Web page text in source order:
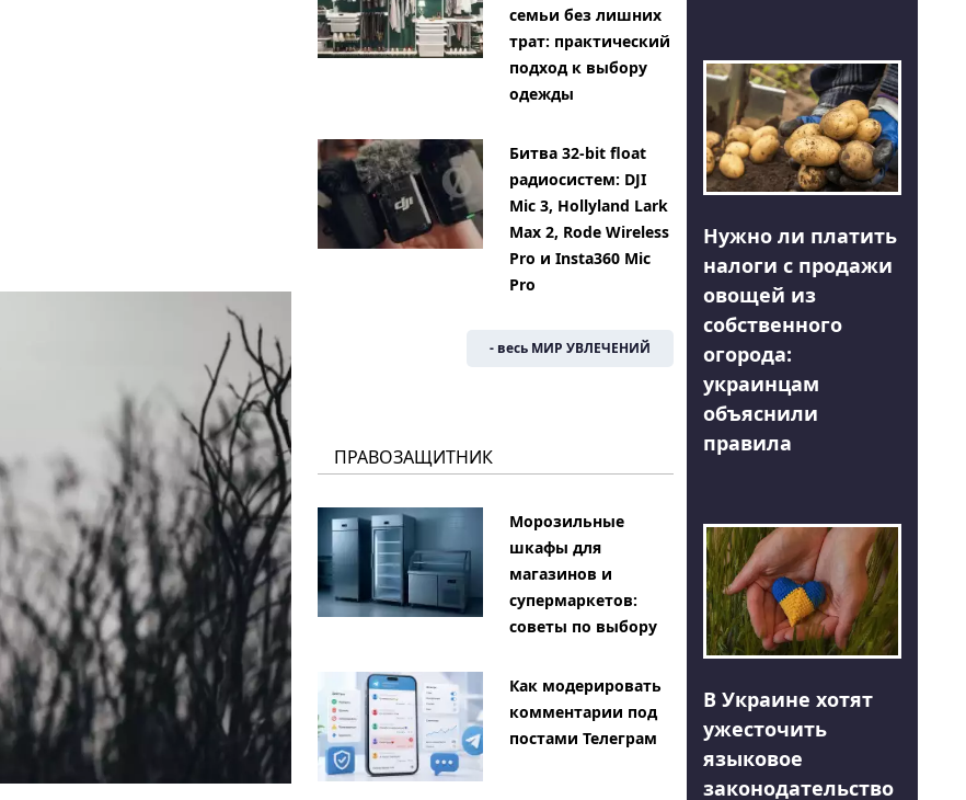
семьи без лишних
трат: практический
подход к выбору
одежды
Битва 32-bit float
радиосистем: DJI
Mic 3, Hollyland Lark
Max 2, Rode Wireless
Pro и Insta360 Mic
Pro
- весь МИР УВЛЕЧЕНИЙ
ПРАВОЗАЩИТНИК
Морозильные
шкафы для
магазинов и
супермаркетов:
советы по выбору
Как модерировать
комментарии под
постами Телеграм
Нужно ли платить
налоги с продажи
овощей из
собственного
огорода:
украинцам
объяснили
правила
В Украине хотят
ужесточить
языковое
законодательство